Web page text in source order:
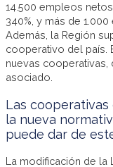
14.500 empleos
340%, y más de
Además, la Región
cooperativo del país.
nuevas cooperativas,
asociado.
Las
la nueva
puede dar de
La modificación de la